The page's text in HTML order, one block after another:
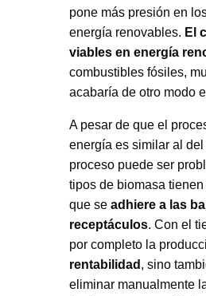
pone más presión en
energía renovables. El
viables en energía
combustibles fósiles,
acabaría de otro modo
A pesar de que el
energía es similar al
proceso puede ser
tipos de biomasa
que se adhiere a las
receptáculos. Con el
por completo la
rentabilidad , sino
eliminar manualmente